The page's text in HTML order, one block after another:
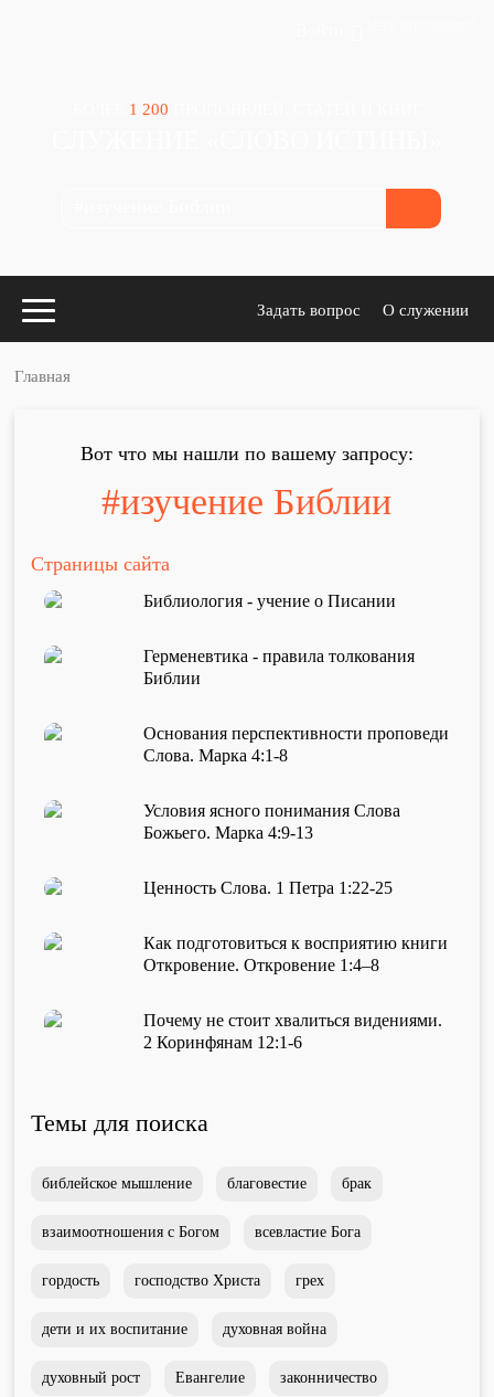
1 200
Задать вопрос О служении
Проповеди
Библейская школа.
Богословие
Главная
Вот что мы нашли по вашему запросу:
#изучение Библии
Страницы сайта
Библиология - учение о Писании
Герменевтика - правила толкования
Библии
Основания перспективности проповеди
Слова. Марка 4:1-8
Условия ясного понимания Слова
Божьего. Марка 4:9-13
Ценность Слова. 1 Петра 1:22-25
Как подготовиться к восприятию книги
Откровение. Откровение 1:4–8
Почему не стоит хвалиться видениями.
2 Коринфянам 12:1-6
Темы для поиска
библейское мышление благовестие брак
взаимоотношения с Богом всевластие Бога
гордость господство Христа грех
дети и их воспитание духовная война
духовный рост Евангелие законничество